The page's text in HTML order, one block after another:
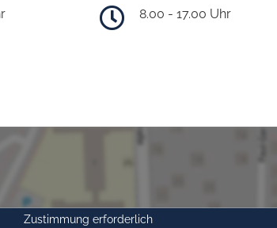
8.00 - 17.00 Uhr
Zustimmung erforderlich